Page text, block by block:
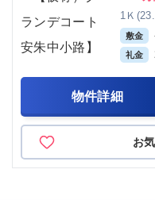
1Ｋ
敷金
礼金
物件詳細
お